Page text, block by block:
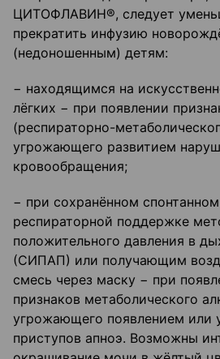
ЦИТОФЛАВИН®, следует
прекратить инфузию
(недоношенным) детям:
− находящимся на
лёгких − при появлении
(респираторно-
угрожающего развитием
кровообращения;
− при сохранённом
респираторной поддержке
положительного давления в
(СИПАП) или получающим
смесь через маску − при
признаков метаболического
угрожающего появлением или
приступов апноэ. Возможны